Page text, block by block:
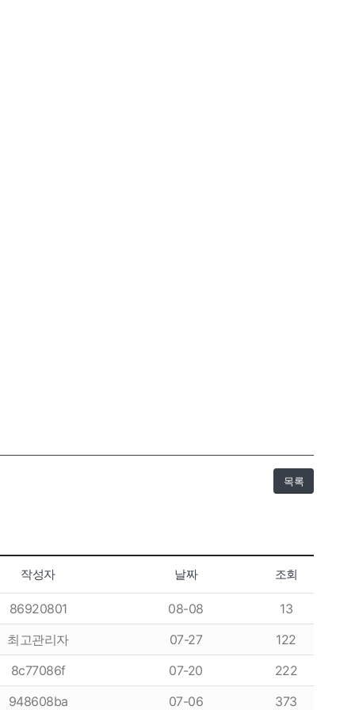
목록
작성자 날짜 조회
86920801 08-08
13
최고관리자
07-27
122
8c77086f
07-20
222
948608ba
07-06 373